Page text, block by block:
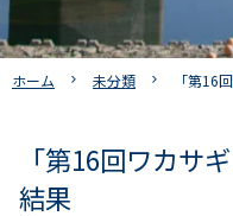
ホーム 未分類 「第16
「第16回ワカサ
結果